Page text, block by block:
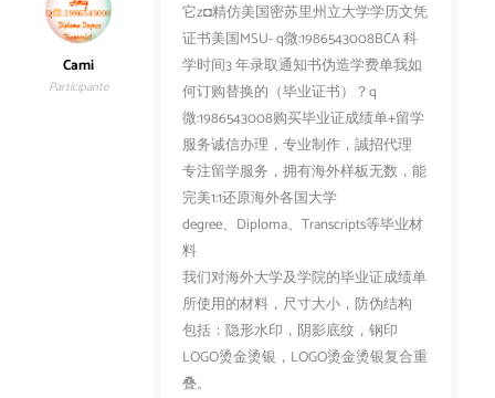
Cami
Participante
它z◘精仿美国密苏里州立大学学历文凭
证书美国MSU- q微:1986543008BCA 科
学时间3 年录取通知书伪造学费单我如
何订购替换的（毕业证书）？q
微:1986543008购买毕业证成绩单+留学
服务诚信办理，专业制作，誠招代理
专注留学服务，拥有海外样板无数，能
完美1:1还原海外各国大学
degree、Diploma、Transcripts等毕业材
料
我们对海外大学及学院的毕业证成绩单
所使用的材料，尺寸大小，防伪结构
包括：隐形水印，阴影底纹，钢印
LOGO烫金烫银，LOGO烫金烫银复合重
叠。